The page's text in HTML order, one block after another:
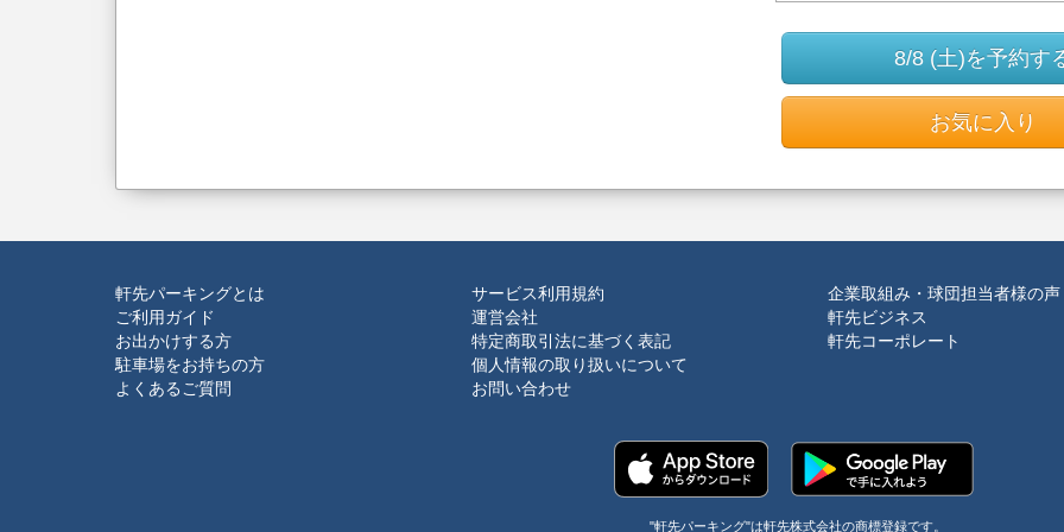
8/8 (土)を予約す
お気に入り
軒先パーキングとは
ご利用ガイド
お出かけする方
駐車場をお持ちの方
よくあるご質問
サービス利用規約
運営会社
特定商取引法に基づく表記
個人情報の取り扱いについて
お問い合わせ
企業取組み・球団担当者様の声
軒先ビジネス
軒先コーポレート
"軒先パーキング"は軒先株式会社の商標登録です。